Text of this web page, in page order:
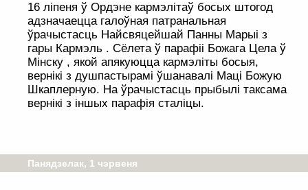
16 ліпеня ў Ордэне кармэлітаў босых штогод
адзначаецца галоўная патранальная
ўрачыстасць Найсвяцейшай Панны Марыі з
гары Кармэль . Сёлета ў парафіі Божага Цела ў
Мінску , якой апякуюцца кармэліты босыя,
вернікі з душпастырамі ўшанавалі Маці Божую
Шкаплерную. На ўрачыстасць прыбылі таксама
вернікі з іншых парафія сталіцы.
Панядзелак, 1 чэрвеня